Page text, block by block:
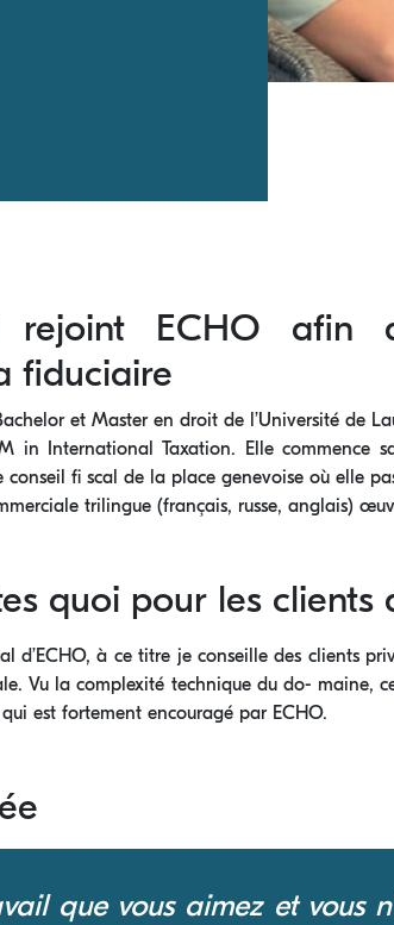
ECHO afin
fiduciaire
et Master en droit de l’Université de
in International Taxation. Elle commence
conseil fi scal de la place genevoise où elle
trilingue (français, russe, anglais)
quoi pour les clients
d’ECHO, à ce titre je conseille des clients
Vu la complexité technique du do- maine,
est fortement encouragé par ECHO.
que vous aimez et vous